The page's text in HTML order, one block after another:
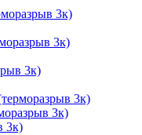
3к)
3к)
3к)
3к)
3к)
3к)